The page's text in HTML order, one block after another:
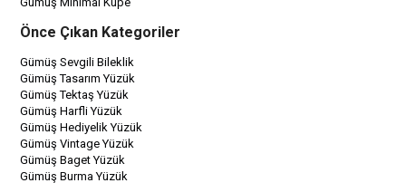
Önce Çıkan Kategoriler
Gümüş Sevgili Bileklik
Gümüş Tasarım Yüzük
Gümüş Tektaş Yüzük
Gümüş Harfli Yüzük
Gümüş Hediyelik Yüzük
Gümüş Vintage Yüzük
Gümüş Baget Yüzük
Gümüş Burma Yüzük